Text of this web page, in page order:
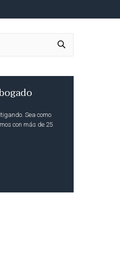
Sea como
con más de 25